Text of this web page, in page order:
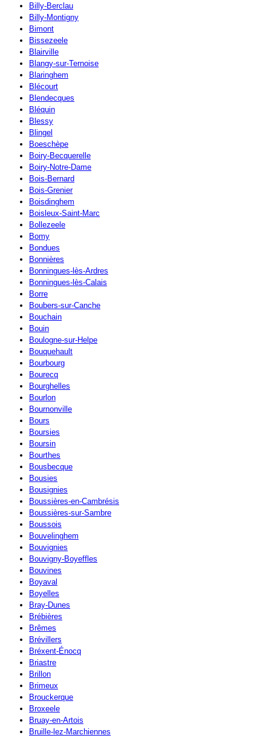
Billy-Berclau
Billy-Montigny
Bimont
Bissezeele
Blairville
Blangy-sur-Ternoise
Blaringhem
Blécourt
Blendecques
Bléquin
Blessy
Blingel
Boeschèpe
Boiry-Becquerelle
Boiry-Notre-Dame
Bois-Bernard
Bois-Grenier
Boisdinghem
Boisleux-Saint-Marc
Bollezeele
Bomy
Bondues
Bonnières
Bonningues-lès-Ardres
Bonningues-lès-Calais
Borre
Boubers-sur-Canche
Bouchain
Bouin
Boulogne-sur-Helpe
Bouquehault
Bourbourg
Bourecq
Bourghelles
Bourlon
Bournonville
Bours
Boursies
Boursin
Bourthes
Bousbecque
Bousies
Bousignies
Boussières-en-Cambrésis
Boussières-sur-Sambre
Boussois
Bouvelinghem
Bouvignies
Bouvigny-Boyeffles
Bouvines
Boyaval
Boyelles
Bray-Dunes
Brébières
Brêmes
Brévillers
Bréxent-Énocq
Briastre
Brillon
Brimeux
Brouckerque
Broxeele
Bruay-en-Artois
Bruille-lez-Marchiennes